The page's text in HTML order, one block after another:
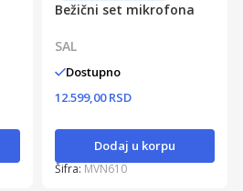
Bežični set mikrofona
SAL
Dostupno
12.599,00 RSD
Dodaj u korpu
Šifra: MVN610